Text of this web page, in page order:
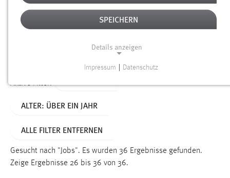
Alter
Aktive Filter:
ALTER: ÜBER EIN JAHR
ALLE FILTER ENTFERNEN
Gesucht nach "Jobs". Es wurden 36 Ergebnisse gefunden.
Zeige Ergebnisse 26 bis 36 von 36.
SPEICHERN
Details anzeigen
Funktionen und sind für die einwandfreie Funktion der
Name:
Impressum Datenschutz